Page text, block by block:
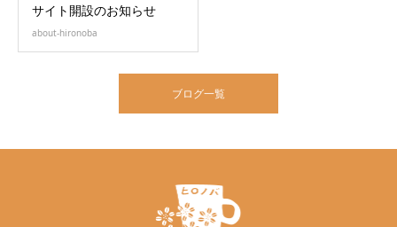
サイト開設のお知らせ
about-hironoba
ブログ一覧